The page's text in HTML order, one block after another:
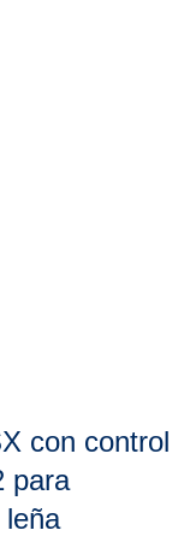
con control
para
leña